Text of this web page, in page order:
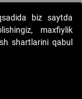
tashkil etish"
biz saytda
maxfiylik
shartlarini qabul